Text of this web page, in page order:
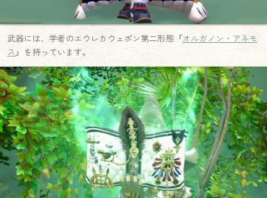
武器には、学者のエウレカウェポン第二形態『オルガノン・アネモ
ス』を持っています。